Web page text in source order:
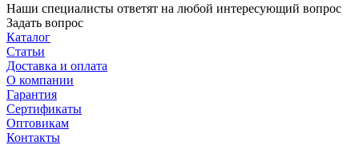
Наши специалисты ответят на любой интересующий вопрос
Задать вопрос
Каталог
Статьи
Доставка и оплата
О компании
Гарантия
Сертификаты
Оптовикам
Контакты